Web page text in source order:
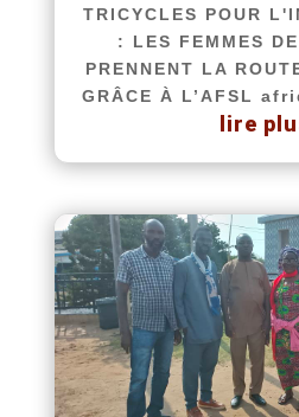
TRICYCLES POUR
: LES FEMMES
PRENNENT LA
GRÂCE À L’AFSL
lire